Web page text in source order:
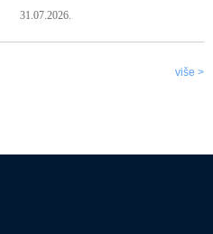
31.07.2026.
više >